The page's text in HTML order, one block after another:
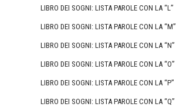
LIBRO DEI SOGNI: LISTA PAROLE CON LA “L”
LIBRO DEI SOGNI: LISTA PAROLE CON LA “M”
LIBRO DEI SOGNI: LISTA PAROLE CON LA “N”
LIBRO DEI SOGNI: LISTA PAROLE CON LA “O”
LIBRO DEI SOGNI: LISTA PAROLE CON LA “P”
LIBRO DEI SOGNI: LISTA PAROLE CON LA “Q”